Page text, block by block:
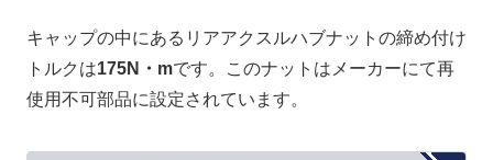
キャップの中にあるリアアクスルハブナットの締め付け
トルクは175N・mです。このナットはメーカーにて再
使用不可部品に設定されています。